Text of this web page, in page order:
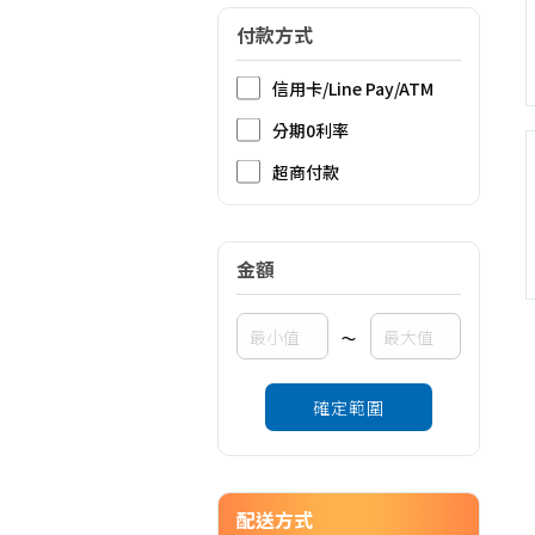
付款方式
信用卡/Line Pay/ATM
分期0利率
超商付款
金額
~
確定範圍
配送方式